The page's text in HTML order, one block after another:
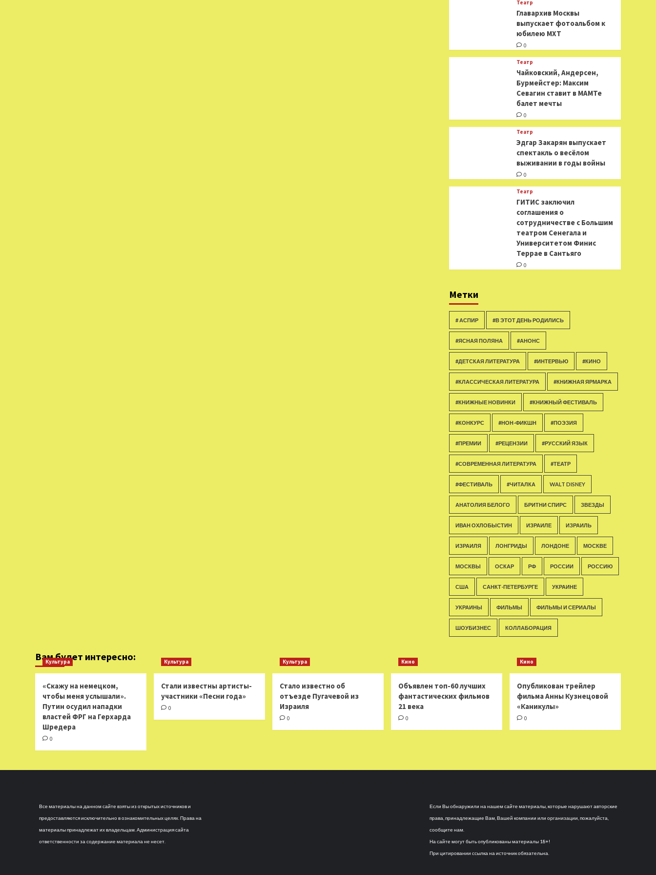
Театр
​​Главархив Москвы
выпускает фотоальбом к
юбилею МХТ
0
Театр
​​Чайковский, Андерсен,
Бурмейстер: Максим
Севагин ставит в МАМТе
балет мечты
0
Театр
Эдгар Закарян выпускает
спектакль о весёлом
выживании в годы войны
0
Театр
ГИТИС заключил
соглашения о
сотрудничестве с Большим
театром Сенегала и
Университетом Финис
Террае в Сантьяго
0
Метки
# АСПИР #В ЭТОТ ДЕНЬ РОДИЛИСЬ
#ЯСНАЯ ПОЛЯНА #АНОНС
#ДЕТСКАЯ ЛИТЕРАТУРА #ИНТЕРВЬЮ #КИНО
#КЛАССИЧЕСКАЯ ЛИТЕРАТУРА #КНИЖНАЯ ЯРМАРКА
#КНИЖНЫЕ НОВИНКИ #КНИЖНЫЙ ФЕСТИВАЛЬ
#КОНКУРС #НОН-ФИКШН #ПОЭЗИЯ
#ПРЕМИИ #РЕЦЕНЗИИ #РУССКИЙ ЯЗЫК
#СОВРЕМЕННАЯ ЛИТЕРАТУРА #ТЕАТР
#ФЕСТИВАЛЬ #ЧИТАЛКА WALT DISNEY
АНАТОЛИЯ БЕЛОГО БРИТНИ СПИРС ЗВЕЗДЫ
ИВАН ОХЛОБЫСТИН ИЗРАИЛЕ ИЗРАИЛЬ
ИЗРАИЛЯ ЛОНГРИДЫ ЛОНДОНЕ МОСКВЕ
МОСКВЫ ОСКАР РФ РОССИИ РОССИЮ
США САНКТ-ПЕТЕРБУРГЕ УКРАИНЕ
УКРАИНЫ ФИЛЬМЫ ФИЛЬМЫ И СЕРИАЛЫ
ШОУБИЗНЕС КОЛЛАБОРАЦИЯ
Вам будет интересно:
Культура
«Скажу на немецком,
чтобы меня услышали».
Путин осудил нападки
властей ФРГ на Герхарда
Шредера
0
Культура
Стали известны артисты-
участники «Песни года»
0
Культура
Стало известно об
отъезде Пугачевой из
Израиля
0
Кино
Объявлен топ-60 лучших
фантастических фильмов
21 века
0
Кино
Опубликован трейлер
фильма Анны Кузнецовой
«Каникулы»
0
Все материалы на данном сайте взяты из открытых источников и
предоставляются исключительно в ознакомительных целях. Права на
материалы принадлежат их владельцам. Администрация сайта
ответственности за содержание материала не несет.
Если Вы обнаружили на нашем сайте материалы, которые нарушают авторские
права, принадлежащие Вам, Вашей компании или организации, пожалуйста,
сообщите нам.
На сайте могут быть опубликованы материалы 18+!
При цитировании ссылка на источник обязательна.